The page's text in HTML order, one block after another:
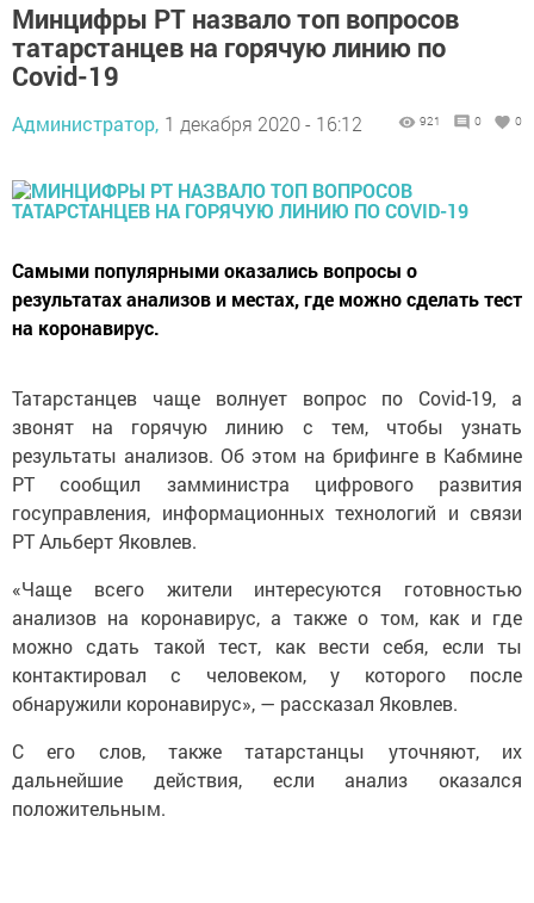
Минцифры РТ назвало топ вопросов
татарстанцев на горячую линию по
Covid-19
Администратор, 1 декабря 2020 - 16:12 921 0 0
Самыми популярными оказались вопросы о
результатах анализов и местах, где можно сделать тест
на коронавирус.
Татарстанцев чаще волнует вопрос по Covid-19, а
звонят на горячую линию с тем, чтобы узнать
результаты анализов. Об этом на брифинге в Кабмине
РТ сообщил замминистра цифрового развития
госуправления, информационных технологий и связи
РТ Альберт Яковлев.
«Чаще всего жители интересуются готовностью
анализов на коронавирус, а также о том, как и где
можно сдать такой тест, как вести себя, если ты
контактировал с человеком, у которого после
обнаружили коронавирус», — рассказал Яковлев.
С его слов, также татарстанцы уточняют, их
дальнейшие действия, если анализ оказался
положительным.